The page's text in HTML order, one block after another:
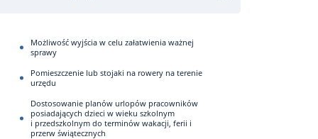
Możliwość wyjścia w celu załatwienia ważnej
sprawy
Pomieszczenie lub stojaki na rowery na terenie
urzędu
Dostosowanie planów urlopów pracowników
posiadających dzieci w wieku szkolnym
i przedszkolnym do terminów wakacji, ferii i
przerw świątecznych